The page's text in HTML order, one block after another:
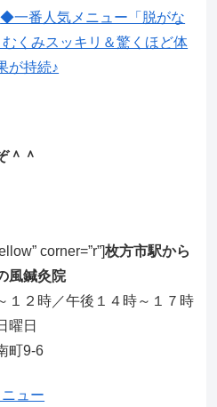
◆一番人気メニュー「脱がな
くみスッキリ＆驚くほど体
が持続♪
＾＾
corner=”r”]枚方市駅から
風鍼灸院
１２時／午後１４時～１７時
曜日
町9-6
ニュー